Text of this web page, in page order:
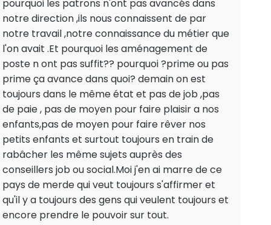
pourquoi les patrons n'ont pas avancés dans
notre direction ,ils nous connaissent de par
notre travail ,notre connaissance du métier que
l'on avait .Et pourquoi les aménagement de
poste n ont pas suffit?? pourquoi ?prime ou pas
prime ça avance dans quoi? demain on est
toujours dans le même état et pas de job ,pas
de paie , pas de moyen pour faire plaisir a nos
enfants,pas de moyen pour faire rêver nos
petits enfants et surtout toujours en train de
rabâcher les même sujets auprès des
conseillers job ou social.Moi j'en ai marre de ce
pays de merde qui veut toujours s'affirmer et
qu'il y a toujours des gens qui veulent toujours et
encore prendre le pouvoir sur tout.